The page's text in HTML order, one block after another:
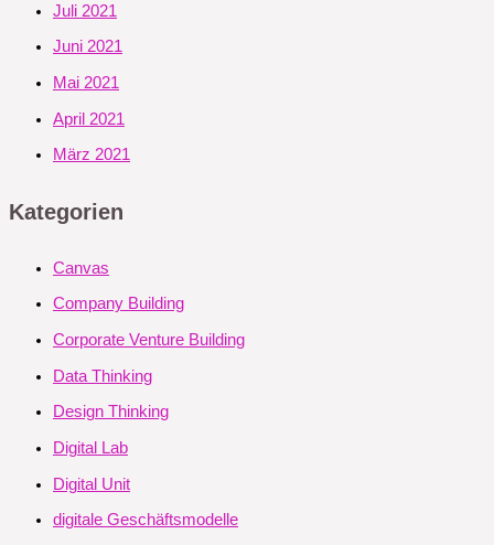
Juli 2021
Juni 2021
Mai 2021
April 2021
März 2021
Kategorien
Canvas
Company Building
Corporate Venture Building
Data Thinking
Design Thinking
Digital Lab
Digital Unit
digitale Geschäftsmodelle